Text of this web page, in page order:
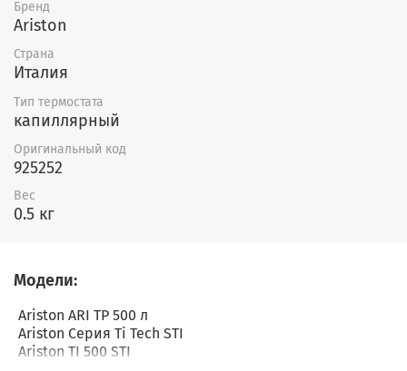
Бренд
Ariston
Страна
Италия
Тип термостата
капиллярный
Оригинальный код
925252
Вес
0.5 кг
Модели:
Ariston ARI TP 500 л
Ariston Серия Ti Tech STI
Ariston TI 500 STI